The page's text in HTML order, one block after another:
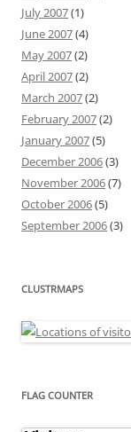
July 2007(1)
June 2007(4)
May 2007(2)
April 2007(2)
March 2007(2)
February 2007(2)
January 2007(5)
December 2006(3)
November 2006(7)
October 2006(5)
September 2006(3)
CLUSTRMAPS
FLAG COUNTER